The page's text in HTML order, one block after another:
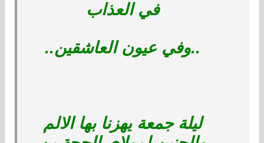
في العذاب
..وفي عيون العاشقين..
ليلة جمعة يهزنا بها الالم